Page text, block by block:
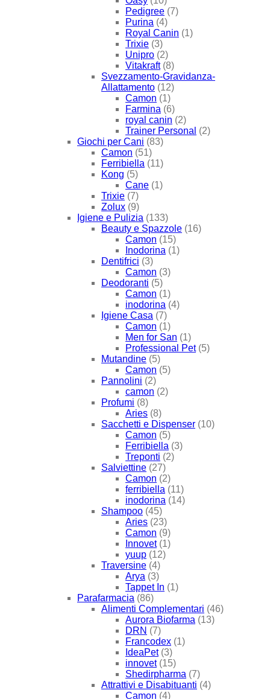
Pedigree (7)
Purina (4)
Royal Canin (1)
Trixie (3)
Unipro (2)
Vitakraft (8)
Svezzamento-Gravidanza-
Allattamento (12)
Camon (1)
Farmina (6)
royal canin (2)
Trainer Personal (2)
Giochi per Cani (83)
Camon (51)
Ferribiella (11)
Kong (5)
Cane (1)
Trixie (7)
Zolux (9)
Igiene e Pulizia (133)
Beauty e Spazzole (16)
Camon (15)
Inodorina (1)
Dentifrici (3)
Camon (3)
Deodoranti (5)
Camon (1)
inodorina (4)
Igiene Casa (7)
Camon (1)
Men for San (1)
Professional Pet (5)
Mutandine (5)
Camon (5)
Pannolini (2)
camon (2)
Profumi (8)
Aries (8)
Sacchetti e Dispenser (10)
Camon (5)
Ferribiella (3)
Treponti (2)
Salviettine (27)
Camon (2)
ferribiella (11)
inodorina (14)
Shampoo (45)
Aries (23)
Camon (9)
Innovet (1)
yuup (12)
Traversine (4)
Arya (3)
Tappet In (1)
Parafarmacia (86)
Alimenti Complementari (46)
Aurora Biofarma (13)
DRN (7)
Francodex (1)
IdeaPet (3)
innovet (15)
Shedirpharma (7)
Attrattivi e Disabituanti (4)
Camon (4)